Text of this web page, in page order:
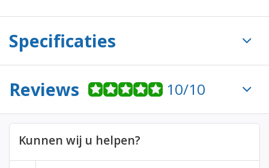
Specificaties
Reviews 10/10
Kunnen wij u helpen?